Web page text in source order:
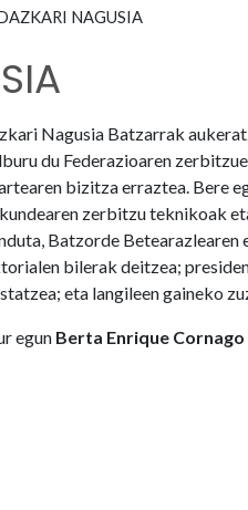
NAGUSIA
Nagusia Batzarrak
du Federazioaren
bizitza erraztea. Bere
zerbitzu teknikoak
Batzorde
bilerak deitzea;
eta langileen gaineko
egun Berta Enrique Cornago